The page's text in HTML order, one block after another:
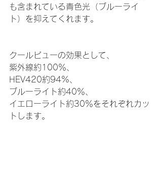
も含まれている青色光（ブルーライ
ト）を抑えてくれます。
クールビューの効果として、
紫外線約100％、
HEV420約94%、
ブルーライト約40％、
イエローライト約30％をそれぞれカッ
トします。